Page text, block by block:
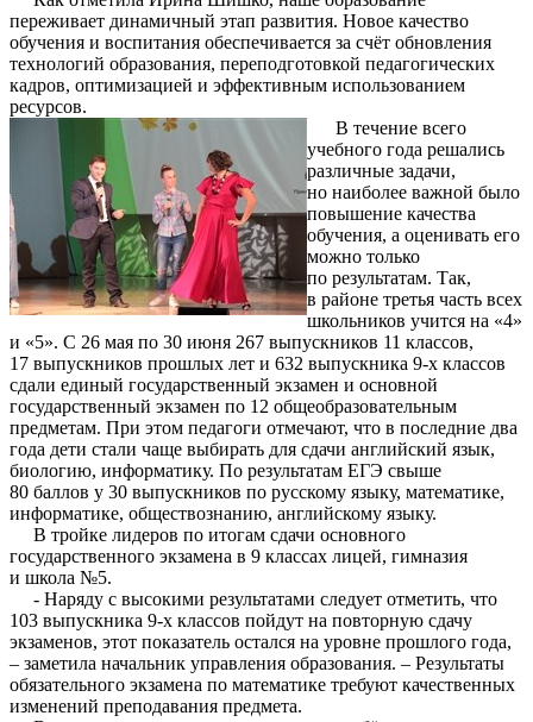
переживает динамичный этап развития. Новое качество
обучения и воспитания обеспечивается за счёт обновления
технологий образования, переподготовкой педагогических
кадров, оптимизацией и эффективным использованием
ресурсов.
В течение всего
учебного года решались
различные задачи,
но наиболее важной было
повышение качества
обучения, а оценивать его
можно только
по результатам. Так,
в районе третья часть всех
школьников учится на «4»
и «5». С 26 мая по 30 июня 267 выпускников 11 классов,
17 выпускников прошлых лет и 632 выпускника 9-х классов
сдали единый государственный экзамен и основной
государственный экзамен по 12 общеобразовательным
предметам. При этом педагоги отмечают, что в последние два
года дети стали чаще выбирать для сдачи английский язык,
биологию, информатику. По результатам ЕГЭ свыше
80 баллов у 30 выпускников по русскому языку, математике,
информатике, обществознанию, английскому языку.
В тройке лидеров по итогам сдачи основного
государственного экзамена в 9 классах лицей, гимназия
и школа №5.
- Наряду с высокими результатами следует отметить, что
103 выпускника 9-х классов пойдут на повторную сдачу
экзаменов, этот показатель остался на уровне прошлого года,
– заметила начальник управления образования. – Результаты
обязательного экзамена по математике требуют качественных
изменений преподавания предмета.